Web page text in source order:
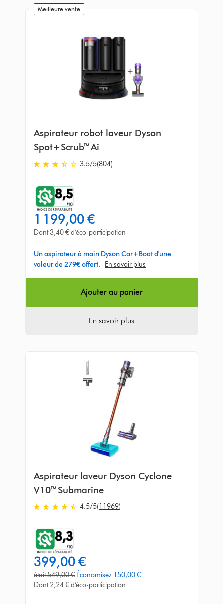
Meilleure vente
Aspirateur robot laveur Dyson
Spot+Scrub™ Ai
3.5
out
of
5
from
804
3.5/5(804)
1 199,00 €
Dont 3,40 € d’éco-participation
Un aspirateur à main Dyson Car+Boat d'une
valeur de 279€ offert.
En savoir plus
Ajouter au panier
En savoir plus
Aspirateur laveur Dyson Cyclone
V10™ Submarine
4.5
out
of
5
from
11969
Avis
4.5/5(11969)
prix
actuel
:
399,00 €
prix
d'origine
était 549,00 € Économisez 150,00 €
Dont 2,24 € d’éco-participation